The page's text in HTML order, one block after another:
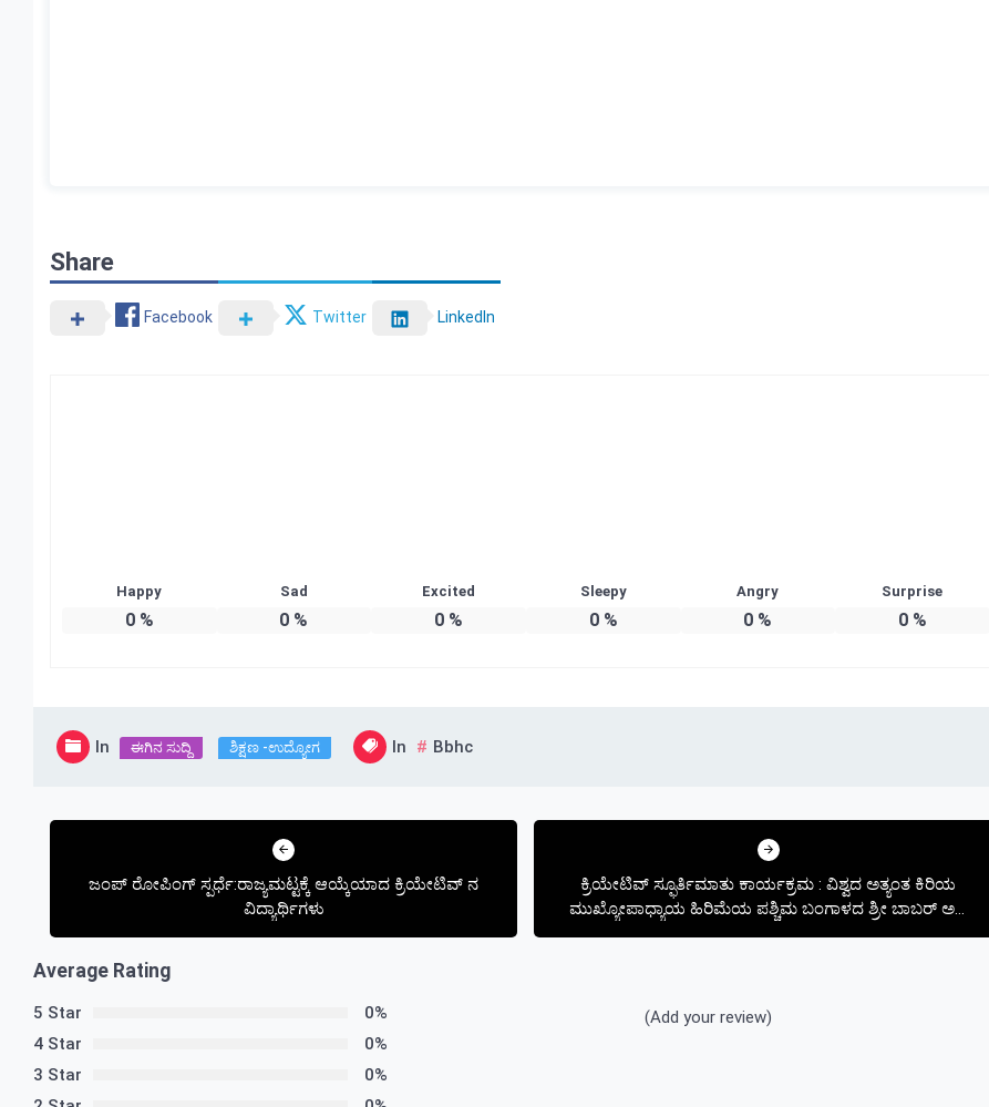
Share
Facebook Twitter LinkedIn
Happy
0%
Sad
0 %
Excited
0 %
Sleepy
0%
Angry
0 %
Surprise
0%
In ಈಗಿನ ಸುದ್ದಿ ಶಿಕ್ಷಣ -ಉದ್ಯೋಗ In Bbhc
Post
ಜಂಪ್ ರೋಪಿಂಗ್ ಸ್ಪರ್ಧೆ:ರಾಜ್ಯಮಟ್ಟಕ್ಕೆ ಆಯ್ಕೆಯಾದ ಕ್ರಿಯೇಟಿವ್ ನ
ವಿದ್ಯಾರ್ಥಿಗಳು
ಕ್ರಿಯೇಟಿವ್ ಸ್ಫೂರ್ತಿಮಾತು ಕಾರ್ಯಕ್ರಮ : ವಿಶ್ವದ ಅತ್ಯಂತ ಕಿರಿಯ
ಮುಖ್ಯೋಪಾಧ್ಯಾಯ ಹಿರಿಮೆಯ ಪಶ್ಚಿಮ ಬಂಗಾಳದ ಶ್ರೀ ಬಾಬರ್ ಅಲಿ
ಭಾಗಿ
Average Rating
5 Star
0%
4 Star
0%
3 Star
0%
(Add your review)